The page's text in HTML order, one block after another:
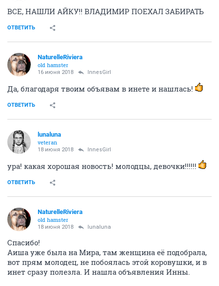
ВСЕ, НАШЛИ АЙКУ!! ВЛАДИМИР ПОЕХАЛ ЗАБИРАТЬ
ОТВЕТИТЬ
NaturelleRiviera
old hamster
16 июня 2018 InnesGirl
Да, благодаря твоим объявам в инете и нашлась!
ОТВЕТИТЬ
lunaluna
veteran
18 июня 2018 InnesGirl
ура! какая хорошая новость! молодцы, девочки!!!!!!
ОТВЕТИТЬ
NaturelleRiviera
old hamster
18 июня 2018 lunaluna
Спасибо!
Аиша уже была на Мира, там женщина её подобрала,
вот прям молодец, не побоялась этой коровушки, и в
инет сразу полезла. И нашла объявления Инны.